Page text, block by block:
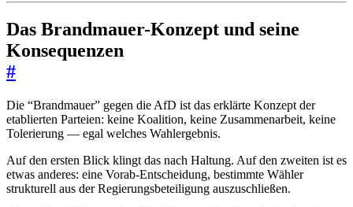
Das Brandmauer-Konzept und seine
Konsequenzen
#
Die “Brandmauer” gegen die AfD ist das erklärte Konzept der
etablierten Parteien: keine Koalition, keine Zusammenarbeit, keine
Tolerierung — egal welches Wahlergebnis.
Auf den ersten Blick klingt das nach Haltung. Auf den zweiten ist es
etwas anderes: eine Vorab-Entscheidung, bestimmte Wähler
strukturell aus der Regierungsbeteiligung auszuschließen.